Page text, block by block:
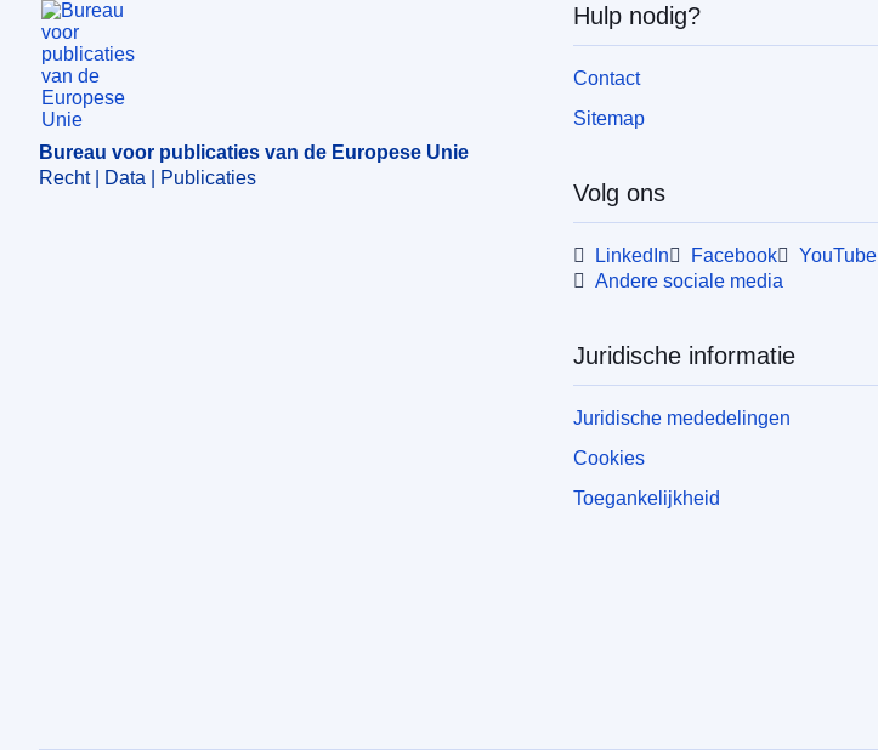
Bureau voor publicaties van de Europese Unie
Bureau voor publicaties van de Europese Unie
Recht | Data | Publicaties
Hulp nodig?
Contact
Sitemap
Volg ons
LinkedIn Facebook
YouTube
Andere sociale media
Juridische informatie
Juridische mededelingen
Cookies
Toegankelijkheid